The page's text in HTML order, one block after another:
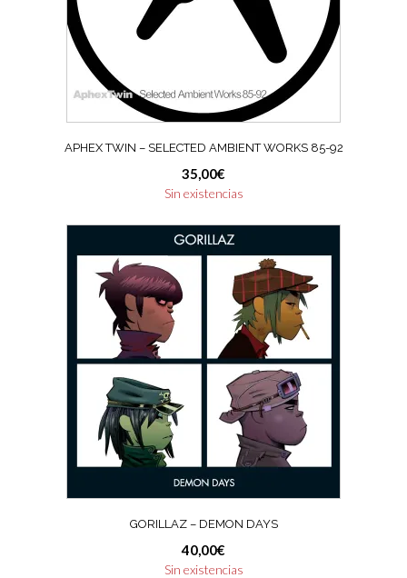
APHEX TWIN – SELECTED AMBIENT WORKS 85-92
35,00€
Sin existencias
GORILLAZ – DEMON DAYS
40,00€
Sin existencias